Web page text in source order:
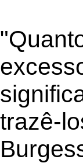
trazê-